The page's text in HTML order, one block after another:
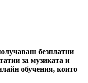
безплатни
за музиката и
обучения, които